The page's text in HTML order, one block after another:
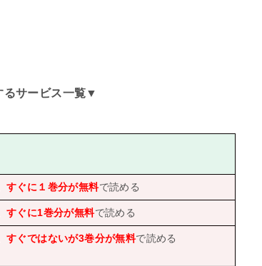
るサービス一覧▼
すぐに１巻分が無料で読める
すぐに1巻分が無料で読める
すぐではないが3巻分が無料で読める